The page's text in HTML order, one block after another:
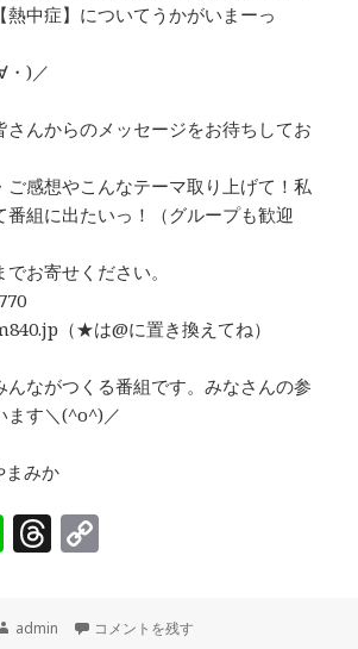
熱中症】についてうかがいまーっ
・)／
んからのメッセージをお待ちしてお
ご感想やこんなテーマ取り上げて！私
番組に出たいっ！（グループも歓迎
お寄せください。
（★は@に置き換えてね）
んながつくる番組です。みなさんの参
ます＼(^o^)／
みか
Li
e
T
p
作
admin 「かしこい夏の過ごし方」～前半～ に
コメントを残す